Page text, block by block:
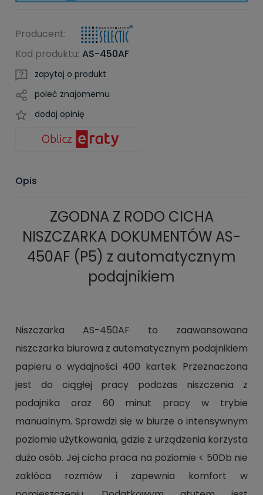
Producent:
Kod produktu: AS-450AF
zapytaj o produkt
poleć znajomemu
dodaj opinię
Opis
ZGODNA Z RODO CICHA
NISZCZARKA DOKUMENTÓW AS-
450AF (P5) z automatycznym
podajnikiem
Niszczarka AS-450AF to zaawansowana
niszczarka biurowa z automatycznym podajnikiem
papieru o wydajności 400 kartek. Przeznaczona
jest do ciągłej pracy podczas niszczenia z
podajnika oraz 60 minut pracy w trybie
manualnym. Sprawdzi się w biurze o intensywnym
poziomie użytkowania, gdzie z urządzenia korzysta
dużo osób. Jej cicha praca na poziomie < 50Db nie
zakłóca rozmów i zapewnia komfort w